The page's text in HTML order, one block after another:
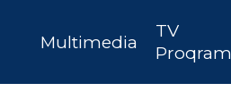
Multimedia
TV
Proqram